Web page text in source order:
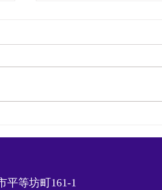
マネ日記31
平等坊町161-1